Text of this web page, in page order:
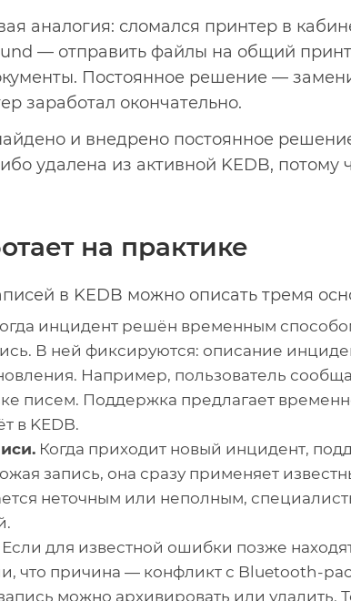
аналогия: сломался принтер в
— отправить файлы на общий
Постоянное решение —
заработал окончательно.
и внедрено постоянное
удалена из активной KEDB,
на практике
в KEDB можно описать тремя
инцидент решён временным
В ней фиксируются: описание
Например, пользователь
писем. Поддержка предлагает
в KEDB.
Когда приходит новый инцидент,
запись, она сразу применяет
неточным или неполным,
Если для известной ошибки позже
что причина — конфликт с Bluetooth-
можно архивировать или удалить.